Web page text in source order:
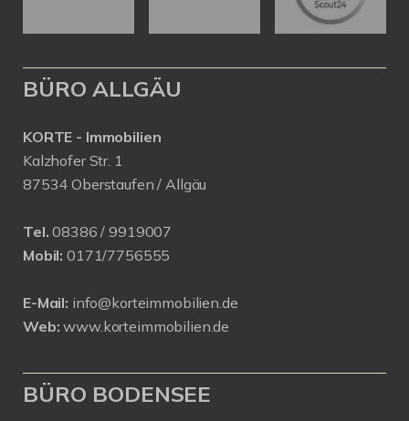
BÜRO ALLGÄU
KORTE - Immobilien
Kalzhofer Str. 1
87534 Oberstaufen / Allgäu
Tel. 08386 / 9919007
Mobil: 0171/7756555
E-Mail: info@korteimmobilien.de
Web: www.korteimmobilien.de
BÜRO BODENSEE